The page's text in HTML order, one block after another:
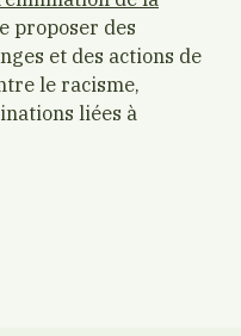
proposer des
et des actions de
le racisme,
liées à